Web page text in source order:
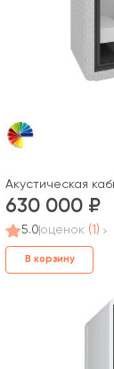
стекло)
Акустическая
630 000
5.0 оценок (1)
В корзину